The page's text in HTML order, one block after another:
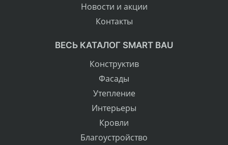
Новости и акции
Контакты
ВЕСЬ КАТАЛОГ SMART BAU
Конструктив
Фасады
Утепление
Интерьеры
Кровли
Благоустройство